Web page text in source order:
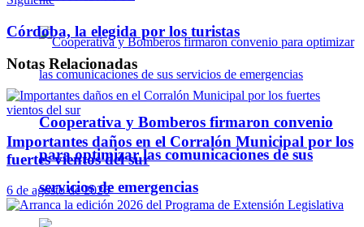
Cooperativa y Bomberos firmaron convenio
para optimizar las comunicaciones de sus
servicios de emergencias
Córdoba, la elegida por los turistas
Notas Relacionadas
Importantes daños en el Corralón Municipal por los
fuertes vientos del sur
6 de agosto de 2026